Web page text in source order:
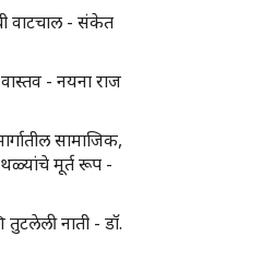
वाटचाल - संकेत
- नयना राज
सामाजिक,
मूर्त रूप -
तुटलेली नाती - डॉ.